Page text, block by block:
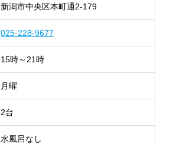
新潟市中央区本町通2-179
025-228-9677
15時～21時
月曜
2台
水風呂なし